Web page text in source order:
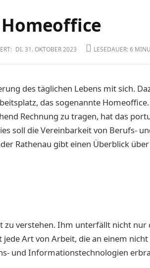
DI. 31. OKTOBER 2023 LESEDAUER: 6
des täglichen Lebens mit sich.
das sogenannte
Rechnung zu tragen, hat das
soll die Vereinbarkeit von Berufs-
Rathenau gibt einen Überblick
zu verstehen. Ihm unterfällt nicht nur
jede Art von Arbeit, die an einem
und Informationstechnologien